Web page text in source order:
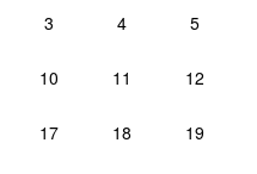
3 4 5
10 11 12
17 18 19